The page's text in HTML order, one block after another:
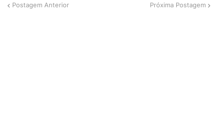
Postagem Anterior Próxima Postagem